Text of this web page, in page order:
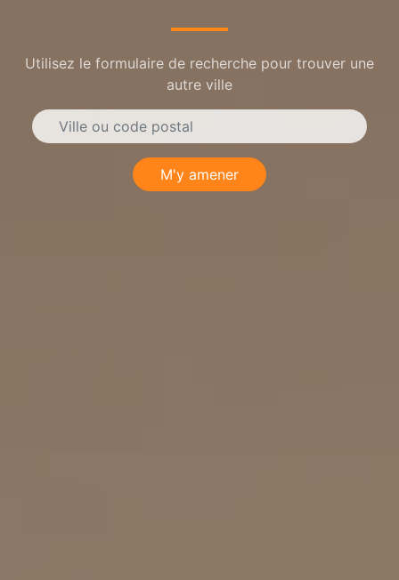
Utilisez le formulaire de recherche pour trouver une
autre ville
M'y amener